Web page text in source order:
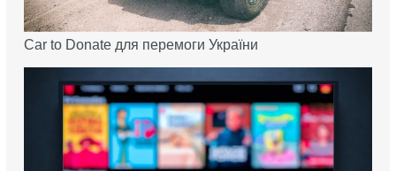
Car to Donate для перемоги України